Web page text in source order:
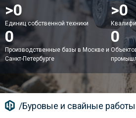
>50
Единиц собственной техники
>
2
Производственные базы в Москве и
Санкт-Петербурге
/Буровые и свайные работы